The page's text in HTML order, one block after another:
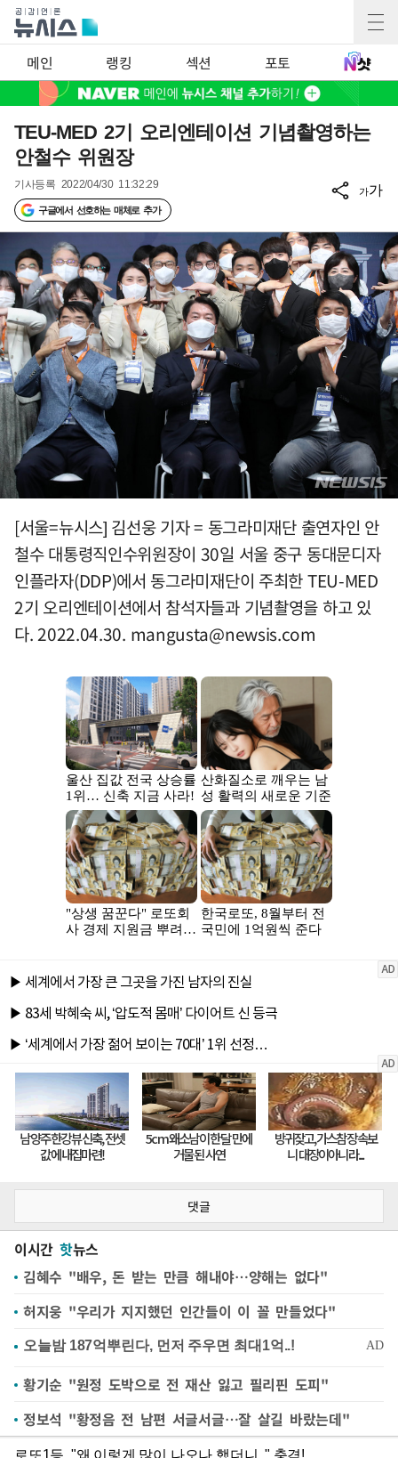
메인 랭킹 섹션 포토
TEU-MED 2기 오리엔테이션 기념촬영하는
안철수 위원장
기사등록 2022/04/30 11:32:29
구글에서 선호하는 매체로 추가
가가
[서울=뉴시스] 김선웅 기자 = 동그라미재단 출연자인 안
철수 대통령직인수위원장이 30일 서울 중구 동대문디자
인플라자(DDP)에서 동그라미재단이 주최한 TEU-MED
2기 오리엔테이션에서 참석자들과 기념촬영을 하고 있
다. 2022.04.30. mangusta@newsis.com
댓글
이시간 핫뉴스
김혜수 "배우, 돈 받는 만큼 해내야…양해는 없다"
허지웅 "우리가 지지했던 인간들이 이 꼴 만들었다"
황기순 "원정 도박으로 전 재산 잃고 필리핀 도피"
정보석 "황정음 전 남편 서글서글…잘 살길 바랐는데"